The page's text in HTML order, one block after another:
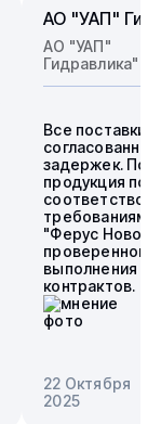
АО "УАП"
АО "УАП"
Гидравлика"
Все поставки
задержек.
продукция
требованиям.
"Ферус
проверенного
выполнения
контрактов.
22 Октября
2025